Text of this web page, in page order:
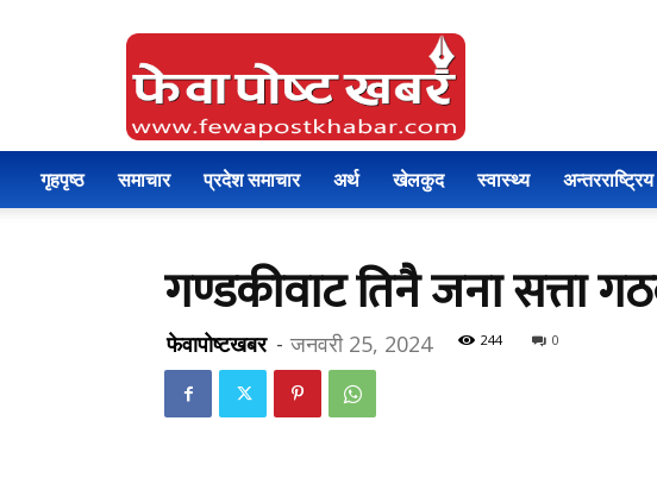
Post
Khabar
गृहपृष्ठ समाचार प्रदेश समाचार अर्थ खेलकुद स्वास्थ्य अन्तरराष्ट्रिय
गण्डकीवाट तिनै जना सत्ता
फेवापोष्टखबर - जनवरी 25, 2024 244 0